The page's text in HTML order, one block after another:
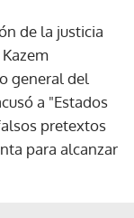
de la justicia
general del
a "Estados
pretextos
para alcanzar